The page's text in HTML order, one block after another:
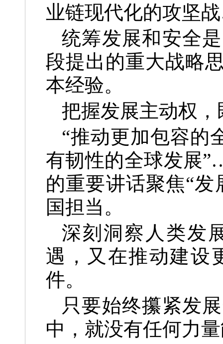
业链现代化的攻坚
统筹发展和安全
段提出的重大战略
本经验。
把握发展主动权
“推动更加包容的
有韧性的全球发展
的重要讲话聚焦“
国担当。
深刻洞察人类发
遇，又在推动建设
件。
只要始终攥紧发
中，就没有任何力